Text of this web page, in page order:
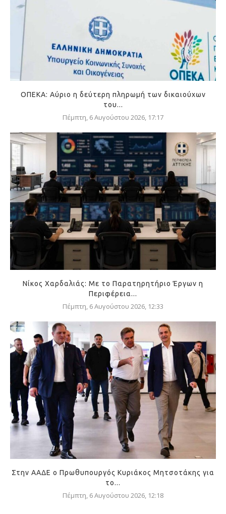
ΟΠΕΚΑ: Αύριο η δεύτερη πληρωμή των δικαιούχων
του...
Πέμπτη, 6 Αυγούστου 2026, 17:17
Νίκος Χαρδαλιάς: Με το Παρατηρητήριο Έργων η
Περιφέρεια...
Πέμπτη, 6 Αυγούστου 2026, 12:33
Στην ΑΑΔΕ ο Πρωθυπουργός Κυριάκος Μητσοτάκης για
το...
Πέμπτη, 6 Αυγούστου 2026, 12:18